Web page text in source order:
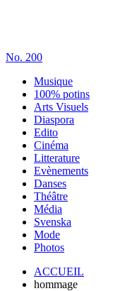
No. 200
Musique
100% potins
Arts Visuels
Diaspora
Edito
Cinéma
Litterature
Evènements
Danses
Théâtre
Média
Svenska
Mode
Photos
ACCUEIL
hommage